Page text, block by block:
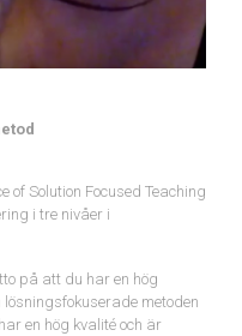
of Solution Focused Teaching
i tre nivåer i
på att du har en hög
metoden
en hög kvalité och är